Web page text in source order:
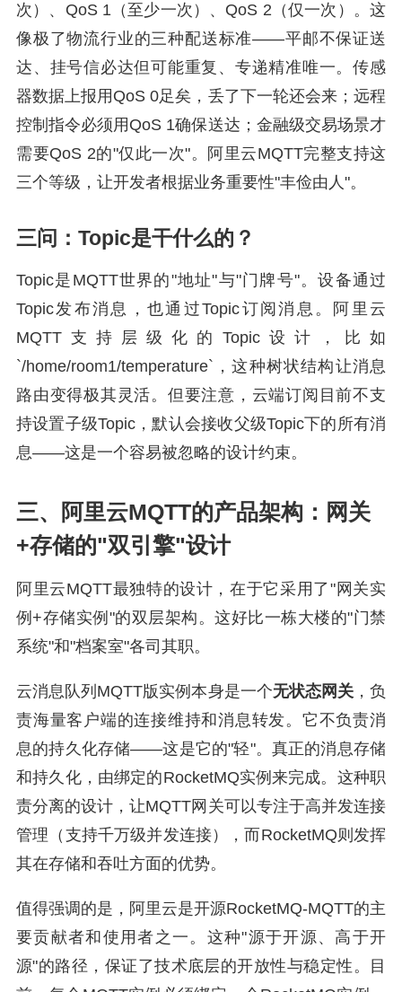
次）、QoS 1（至少一次）、QoS 2（仅一次）。这
像极了物流行业的三种配送标准——平邮不保证送
达、挂号信必达但可能重复、专递精准唯一。传感
器数据上报用QoS 0足矣，丢了下一轮还会来；远程
控制指令必须用QoS 1确保送达；金融级交易场景才
需要QoS 2的"仅此一次"。阿里云MQTT完整支持这
三个等级，让开发者根据业务重要性"丰俭由人"。
三问：Topic是干什么的？
Topic是MQTT世界的"地址"与"门牌号"。设备通过
Topic发布消息，也通过Topic订阅消息。阿里云
MQTT支持层级化的Topic设计，比如
`/home/room1/temperature`，这种树状结构让消息
路由变得极其灵活。但要注意，云端订阅目前不支
持设置子级Topic，默认会接收父级Topic下的所有消
息——这是一个容易被忽略的设计约束。
三、阿里云MQTT的产品架构：网关
+存储的"双引擎"设计
阿里云MQTT最独特的设计，在于它采用了"网关实
例+存储实例"的双层架构。这好比一栋大楼的"门禁
系统"和"档案室"各司其职。
云消息队列MQTT版实例本身是一个无状态网关，负
责海量客户端的连接维持和消息转发。它不负责消
息的持久化存储——这是它的"轻"。真正的消息存储
和持久化，由绑定的RocketMQ实例来完成。这种职
责分离的设计，让MQTT网关可以专注于高并发连接
管理（支持千万级并发连接），而RocketMQ则发挥
其在存储和吞吐方面的优势。
值得强调的是，阿里云是开源RocketMQ-MQTT的主
要贡献者和使用者之一。这种"源于开源、高于开
源"的路径，保证了技术底层的开放性与稳定性。目